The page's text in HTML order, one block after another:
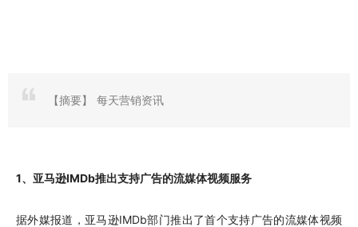
【摘要】 每天营销资讯
1、亚马逊IMDb推出支持广告的流媒体视频服务
据外媒报道，亚马逊IMDb部门推出了首个支持广告的流媒体视频